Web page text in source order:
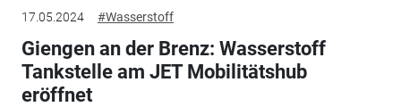
17.05.2024 #Wasserstoff
Giengen an der Brenz: Wasserstoff
Tankstelle am JET Mobilitätshub
eröffnet